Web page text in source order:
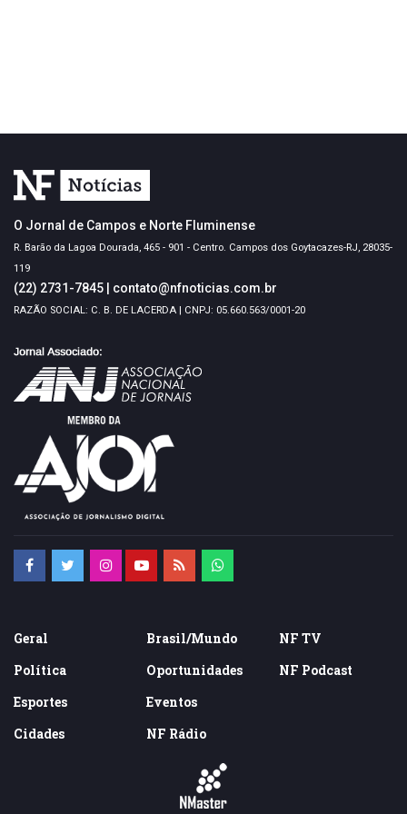
O Jornal de Campos e Norte Fluminense
R. Barão da Lagoa Dourada, 465 - 901 - Centro. Campos dos Goytacazes-RJ, 28035-
119
(22) 2731-7845 contato@nfnoticias.com.br
RAZÃO SOCIAL: C. B. DE LACERDA | CNPJ: 05.660.563/0001-20
Geral
Política
Esportes
Cidades
Brasil/Mundo
Oportunidades
Eventos
NF Rádio
NF TV
NF Podcast